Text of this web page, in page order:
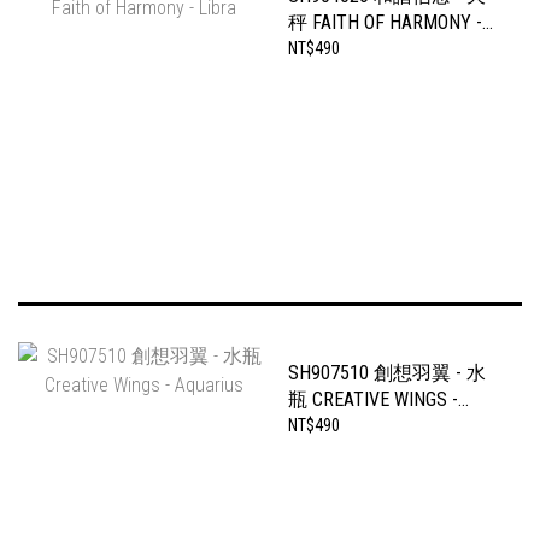
秤 FAITH OF HARMONY -
LIBRA
NT$490
SH907510 創想羽翼 - 水
瓶 CREATIVE WINGS -
AQUARIUS
NT$490